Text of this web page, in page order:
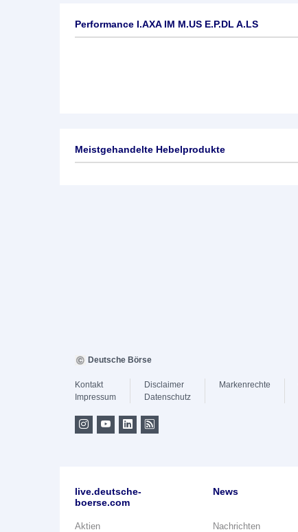
Performance I.AXA IM M.US E.P.DL A.LS
Meistgehandelte Hebelprodukte
Deutsche Börse
Kontakt
Impressum
Disclaimer
Datenschutz
Markenrechte
live.deutsche-
boerse.com
Aktien
News
Nachrichten